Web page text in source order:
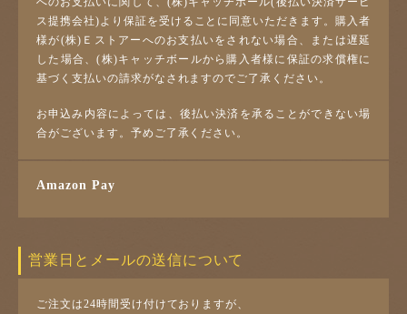
ス提携会社)より保証を受けることに同意いただきます。購入者
様が(株)Ｅストアーへのお支払いをされない場合、または遅延
した場合、(株)キャッチボールから購入者様に保証の求償権に
基づく支払いの請求がなされますのでご了承ください。
お申込み内容によっては、後払い決済を承ることができない場
合がございます。予めご了承ください。
Amazon Pay
営業日とメールの送信について
ご注文は24時間受け付けておりますが、